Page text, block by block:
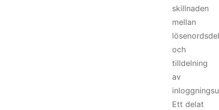
skillnaden
mellan
och
tilldelning
av
Ett delat